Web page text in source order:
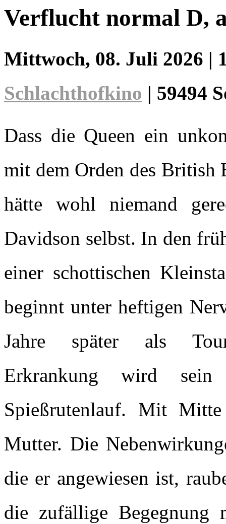
Verflucht normal D,
Mittwoch, 08. Juli 2026 |
Schlachthofkino | 59494
Dass die Queen ein
mit dem Orden des British
hätte wohl niemand
Davidson selbst. In den
einer schottischen
beginnt unter heftigen
Jahre später als
Erkrankung wird
Spießrutenlauf. Mit
Mutter. Die
die er angewiesen ist,
die zufällige Begegnung